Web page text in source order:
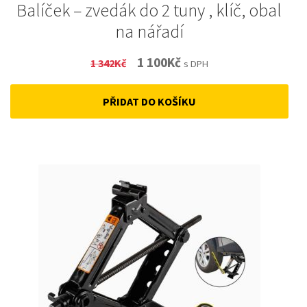
Balíček – zvedák do 2 tuny , klíč, obal
na nářadí
1 342Kč
Original
price
was:
1 100KčCurrent
price
is:
s DPH
PŘIDAT DO KOŠÍKU